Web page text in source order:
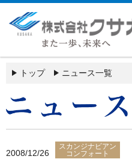
トップ ニュース一覧
2008/12/26
スカンジナビアン
コンフォート